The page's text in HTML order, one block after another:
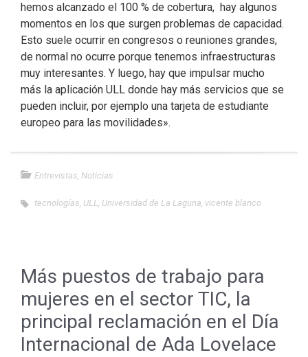
hemos alcanzado el 100 % de cobertura, hay algunos
momentos en los que surgen problemas de capacidad.
Esto suele ocurrir en congresos o reuniones grandes,
de normal no ocurre porque tenemos infraestructuras
muy interesantes. Y luego, hay que impulsar mucho
más la aplicación ULL donde hay más servicios que se
pueden incluir, por ejemplo una tarjeta de estudiante
europeo para las movilidades».
Entrevistas, Noticias
tecnologías, ULL, Universidad de La Laguna, vicente blanco
Más puestos de trabajo para
mujeres en el sector TIC, la
principal reclamación en el Día
Internacional de Ada Lovelace